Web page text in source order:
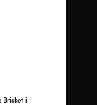
i